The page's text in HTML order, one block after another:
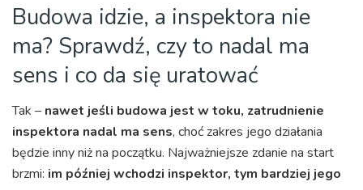
Budowa idzie, a inspektora nie
ma? Sprawdź, czy to nadal ma
sens i co da się uratować
Tak – nawet jeśli budowa jest w toku, zatrudnienie
inspektora nadal ma sens, choć zakres jego działania
będzie inny niż na początku. Najważniejsze zdanie na start
brzmi: im później wchodzi inspektor, tym bardziej jego